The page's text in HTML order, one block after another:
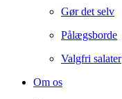
Gør det selv
Pålægsborde
Valgfri salater
Om os